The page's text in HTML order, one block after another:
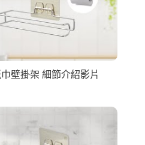
壁掛架 細節介紹影片